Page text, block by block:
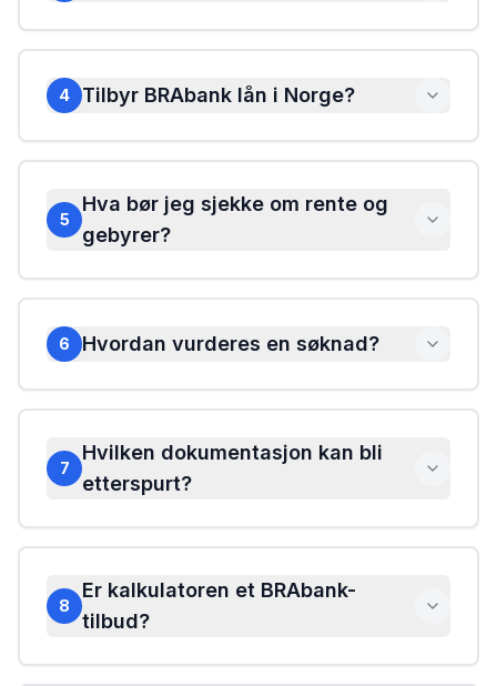
4 Tilbyr BRAbank lån i Norge?
5
Hva bør jeg sjekke om rente og
gebyrer?
6 Hvordan vurderes en søknad?
7
Hvilken dokumentasjon kan bli
etterspurt?
8
Er kalkulatoren et BRAbank-
tilbud?